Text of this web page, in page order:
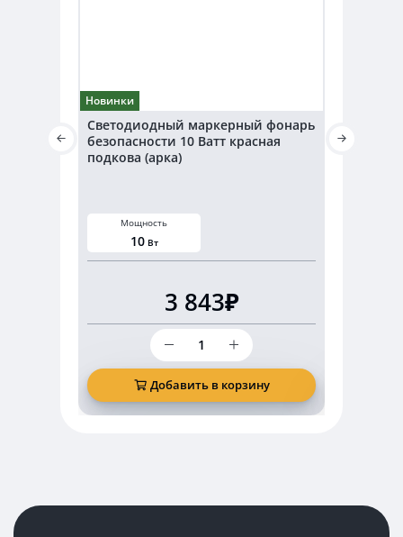
Новинки
Светодиодный маркерный фонарь
безопасности 10 Ватт красная
подкова (арка)
Мощность
10 Вт
3 843₽
Количество
товара
Светодиодный
маркерный
фонарь
безопасности
Добавить в корзину